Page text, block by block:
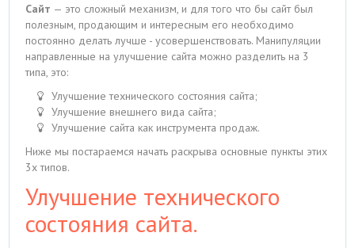
Сайт — это сложный механизм, и для того что бы сайт был
полезным, продающим и интересным его необходимо
постоянно делать лучше - усовершенствовать. Манипуляции
направленные на улучшение сайта можно разделить на 3
типа, это:
Улучшение технического состояния сайта;
Улучшение внешнего вида сайта;
Улучшение сайта как инструмента продаж.
Ниже мы постараемся начать раскрыва основные пункты этих
3х типов.
Улучшение технического
состояния сайта.